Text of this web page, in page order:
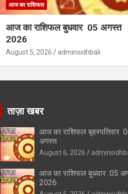
आज का राशिफल
आज का राशिफल बुधवार 05 अगस्त
2026
August 5, 2026 adminsidhbali
ताज़ा खबर
आज का राशिफल बृहस्पतिवार
अगस्त
August 6, 2026
आज का राशिफल बुधवार 05
2026